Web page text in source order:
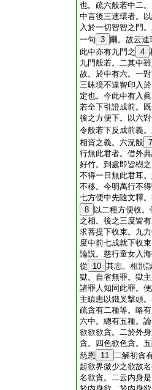
也。疏六般若中二
中言後三連環者。
入於一切智智之門
一句 3 爾。故云連
此中亦有九門之
4
九門般若。二其中
故。於中有六。一
三昧境不違智印入
定也。今此中有入
若全下引證成前。
後之方便下。以六
令般若下反成前義
相資之義。六況般 7
行無此君者。借外
好竹。到處即皆樹
不得一日無此君耳
不移。今明萬行不
七方便中先隨文釋
8
以二種方便收。
之相。後之三度皆
求菩提下收束。九
度中前七成就下收
論説。慈行童女入
從
10 其志。相別
獄。自省無罪。獄
諸罪人知同此罪。
主瞋恚以鐵叉撃頭
疏貪有二種等。略
六中。總有五種。
欲欲欲貪。二於外
貪。四色欲色貪。
慈恩
11 二解初貪
起欲界微少之欲故
名欲貪。二云内身